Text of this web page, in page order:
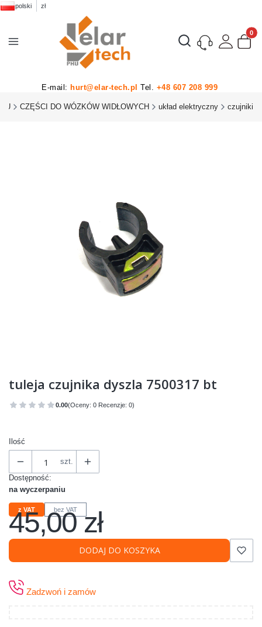
polski zł
Otwórz wyszukiwarkę
E-mail: hurt@elar-tech.pl Tel. +48 607 208 999
CZĘŚCI DO WÓZKÓW WIDŁOWYCH układ elektryczny czujniki
tuleja czujnika dyszla 7500317 bt
0.00(Oceny: 0 Recenzje: 0)
Przejdź do sekcji Opinie
Ilość
szt.
Dostępność:
na wyczerpaniu
z VAT bez VAT
Cena
45,00 zł
DODAJ DO KOSZYKA
Zadzwoń i zamów